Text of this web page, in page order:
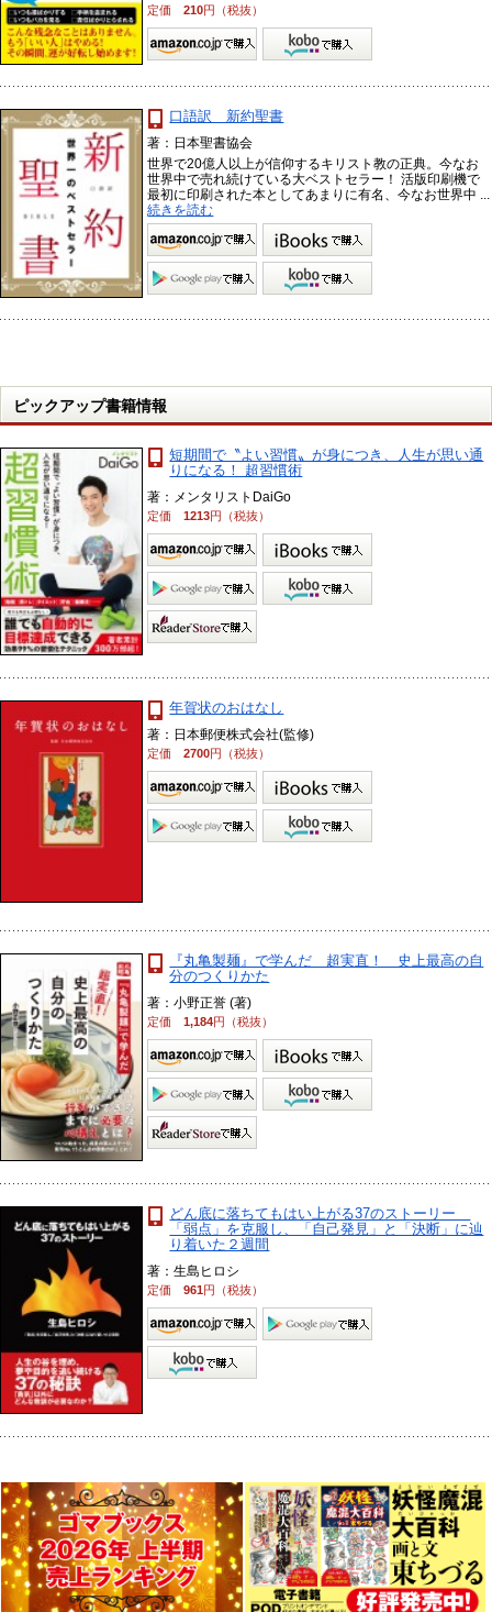
定価210円（税抜）
口語訳 新約聖書
著：日本聖書協会
世界で20億人以上が信仰するキリスト教の正典。今なお
世界中で売れ続けている大ベストセラー！ 活版印刷機で
最初に印刷された本としてあまりに有名、今なお世界中 ...
続きを読む
ピックアップ書籍情報
短期間で〝よい習慣〟が身につき、人生が思い通
りになる！ 超習慣術
著：メンタリストDaiGo
定価1213円（税抜）
年賀状のおはなし
著：日本郵便株式会社(監修)
定価2700円（税抜）
『丸亀製麺』で学んだ 超実直！ 史上最高の自
分のつくりかた
著：小野正誉 (著)
定価1,184円（税抜）
どん底に落ちてもはい上がる37のストーリー
「弱点」を克服し、「自己発見」と「決断」に辿
り着いた２週間
著：生島ヒロシ
定価961円（税抜）